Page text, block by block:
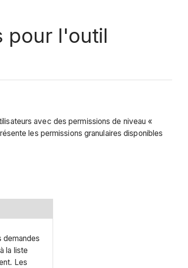
pour l'outil
avec des permissions de niveau «
les permissions granulaires disponibles
demandes
la liste
Les